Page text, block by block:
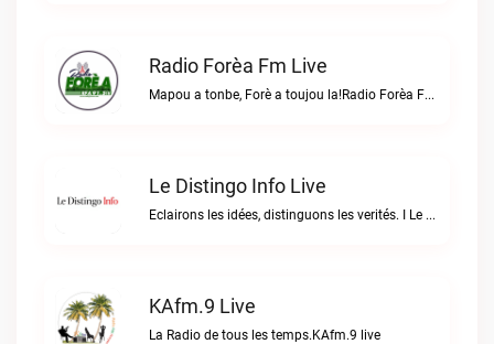
Radio Forèa Fm Live
Mapou a tonbe, Forè a toujou la!Radio Forèa Fm live
Le Distingo Info Live
Eclairons les idées, distinguons les verités. I Le repère des infos sûres.Le Distingo Info live
KAfm.9 Live
La Radio de tous les temps.KAfm.9 live